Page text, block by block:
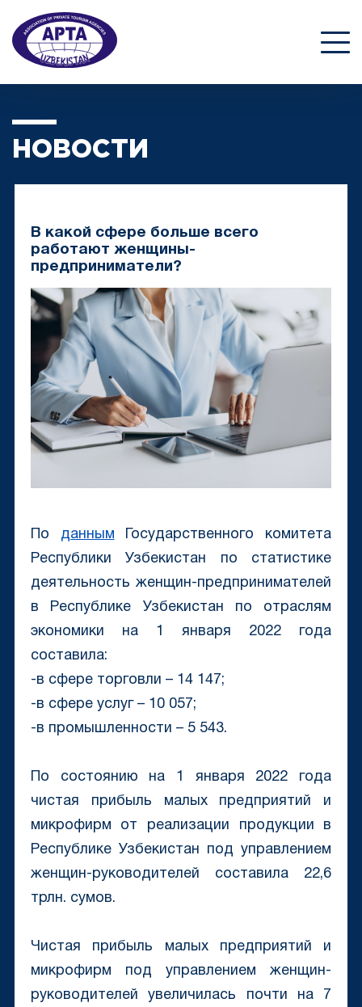
НОВОСТИ
В какой сфере больше всего
работают женщины-
предприниматели?
По данным Государственного комитета
Республики Узбекистан по статистике
деятельность женщин-предпринимателей
в Республике Узбекистан по отраслям
экономики на 1 января 2022 года
составила:
-в сфере торговли – 14 147;
-в сфере услуг – 10 057;
-в промышленности – 5 543.
По состоянию на 1 января 2022 года
чистая прибыль малых предприятий и
микрофирм от реализации продукции в
Республике Узбекистан под управлением
женщин-руководителей составила 22,6
трлн. сумов.
Чистая прибыль малых предприятий и
микрофирм под управлением женщин-
руководителей увеличилась почти на 7